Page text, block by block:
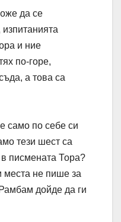
да се
и ние
по-горе,
а това са
само по себе си
тези шест са
в писмената Тора?
места не пише за
дойде да ги